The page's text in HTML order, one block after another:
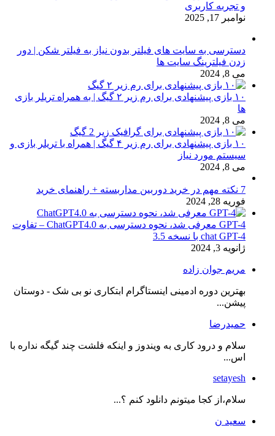
و تجربه کاربری
نوامبر 17, 2025
دسترسی به سایت های فیلتر بدون نیاز به فیلتر شکن | دور
زدن فیلترینگ سایت ها
می 8, 2024
۱۰ بازی پیشنهادی برای رم زیر ۲ گیگ | به همراه تریلر بازی
ها
می 8, 2024
۱۰ بازی پیشنهادی برای رم زیر ۴ گیگ | همراه با تریلر بازی و
سیستم مورد نیاز
می 8, 2024
7 نکته مهم در خرید دوربین مداربسته + راهنمای خرید
فوریه 28, 2024
GPT-4 معرفی شد، نحوه دسترسی به ChatGPT4.0 – تفاوت
chat GPT-4 با نسخه 3.5
ژانویه 3, 2024
مریم جوان زاده
بهترین دوره ادمینی اینستاگرام ابتکاری نو بی شک - دوستان
پیشن...
حمیدرضا
سلام و درود کاری به ویندوز و اینکه فلشت چند گیگه نداره با
اس...
setayesh
سلام،از کجا میتونم دانلود کنم ؟...
سعید ن